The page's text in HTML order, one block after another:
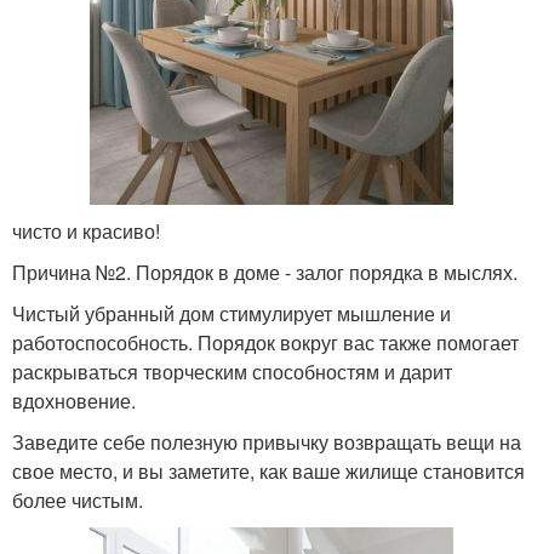
чисто и красиво!
Причина №2. Порядок в доме - залог порядка в мыслях.
Чистый убранный дом стимулирует мышление и
работоспособность. Порядок вокруг вас также помогает
раскрываться творческим способностям и дарит
вдохновение.
Заведите себе полезную привычку возвращать вещи на
свое место, и вы заметите, как ваше жилище становится
более чистым.